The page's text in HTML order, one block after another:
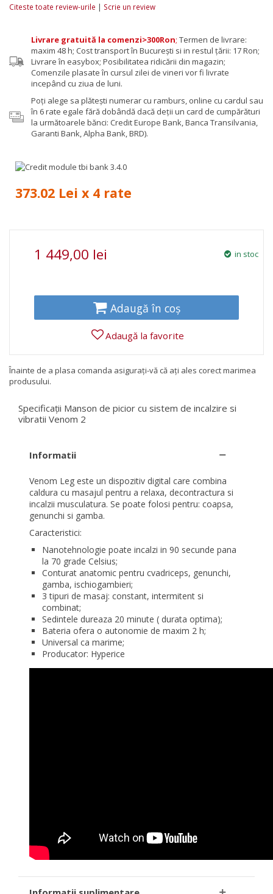
Citeste toate review-urile | Scrie un review
Livrare gratuită la comenzi>300Ron; Termen de livrare:
maxim 48 h; Cost transport în București si in restul țării: 17 Ron;
Livrare în easybox; Posibilitatea ridicării din magazin;
Comenzile plasate în cursul zilei de vineri vor fi livrate
incepând cu ziua de luni.
Poţi alege sa plăteşti numerar cu ramburs, online cu cardul sau
în 6 rate egale fără dobândă dacă deții un card de cumpărături
la următoarele bănci: Credit Europe Bank, Banca Transilvania,
Garanti Bank, Alpha Bank, BRD).
373.02 Lei x 4 rate
1 449,00 lei in stoc
Adaugă în coș
Adaugă la favorite
Înainte de a plasa comanda asigurați-vă că ați ales corect marimea
produsului.
Specificații Manson de picior cu sistem de incalzire si
vibratii Venom 2
Informatii
Venom Leg este un dispozitiv digital care combina
caldura cu masajul pentru a relaxa, decontractura si
incalzii musculatura. Se poate folosi pentru: coapsa,
genunchi si gamba.
Caracteristici:
Nanotehnologie poate incalzi in 90 secunde pana
la 70 grade Celsius;
Conturat anatomic pentru cvadriceps, genunchi,
gamba, ischiogambieri;
3 tipuri de masaj: constant, intermitent si
combinat;
Sedintele dureaza 20 minute ( durata optima);
Bateria ofera o autonomie de maxim 2 h;
Universal ca marime;
Producator: Hyperice